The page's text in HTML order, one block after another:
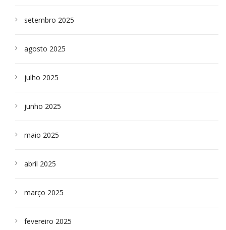
setembro 2025
agosto 2025
julho 2025
junho 2025
maio 2025
abril 2025
março 2025
fevereiro 2025